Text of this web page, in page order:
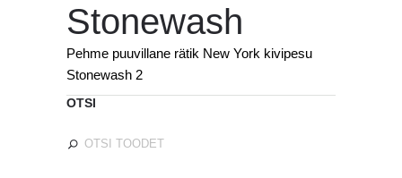
Stonewash
Pehme puuvillane rätik New York kivipesu
Stonewash 2
OTSI